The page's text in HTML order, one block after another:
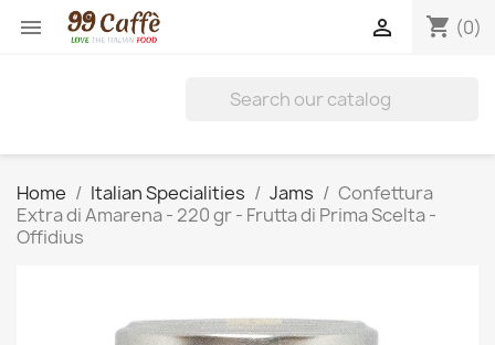
 shopping_cart (0)

Home Italian Specialities Jams
Confettura
Extra di Amarena - 220 gr - Frutta di Prima Scelta -
Offidius